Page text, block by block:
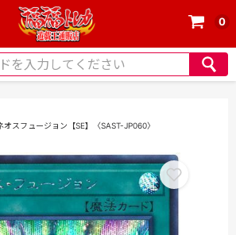
0
オスフュージョン【SE】〈SAST-JP060〉